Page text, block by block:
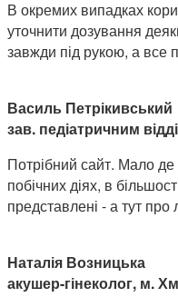
В окремих випадках
уточнити дозування
завжди під рукою, а все
Василь Петрікивський
зав. педіатричним
Потрібний сайт. Мало де
побічних діях, в
представлені - а тут про
Наталія Возницька
акушер-гінеколог, м.